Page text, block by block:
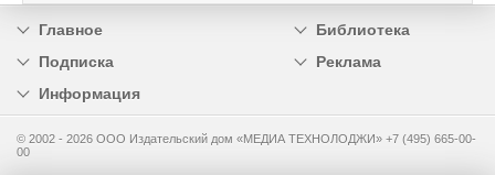
Главное
Библиотека
Подписка
Реклама
Информация
© 2002 - 2026 OOO Издательский дом «МЕДИА ТЕХНОЛОДЖИ» +7 (495) 665-00-
00